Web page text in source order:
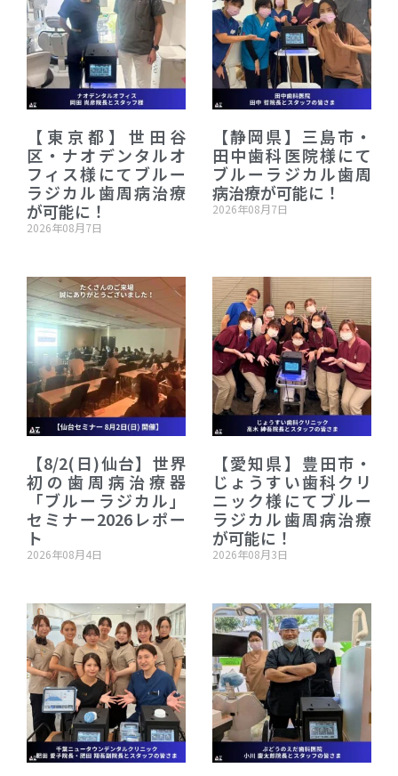
【東京都】世田谷
区・ナオデンタルオ
フィス様にてブルー
ラジカル歯周病治療
が可能に！
2026年08月7日
【静岡県】三島市・
田中歯科医院様にて
ブルーラジカル歯周
病治療が可能に！
2026年08月7日
【8/2(日)仙台】世界
初の歯周病治療器
「ブルーラジカル」
セミナー2026レポー
ト
2026年08月4日
【愛知県】豊田市・
じょうすい歯科クリ
ニック様にてブルー
ラジカル歯周病治療
が可能に！
2026年08月3日